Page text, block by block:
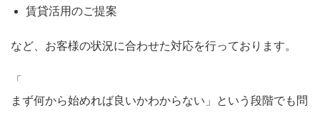
賃貸活用のご提案
など、お客様の状況に合わせた対応を行っております。
「
まず何から始めれば良いかわからない」という段階でも問